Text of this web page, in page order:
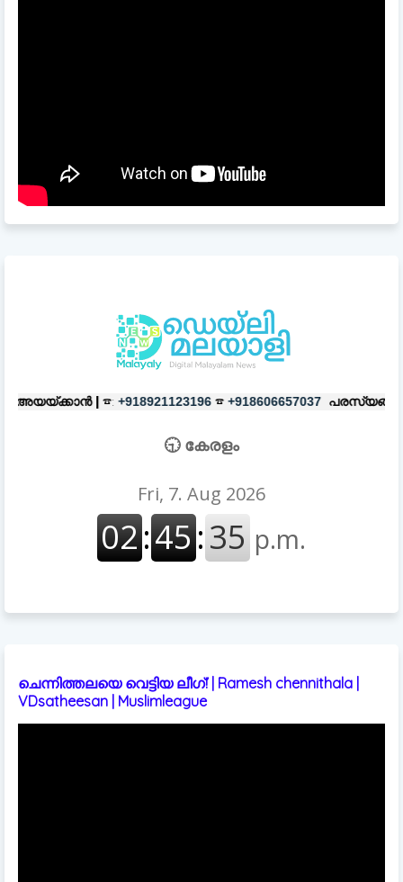
+918921123196 ☎ +918606657037 പരസ്യങ്ങൾക്ക്| ☎:
🕤 കേരളം
ചെന്നിത്തലയെ വെട്ടിയ ലീഗ്! | Ramesh chennithala |
VDsatheesan | Muslimleague